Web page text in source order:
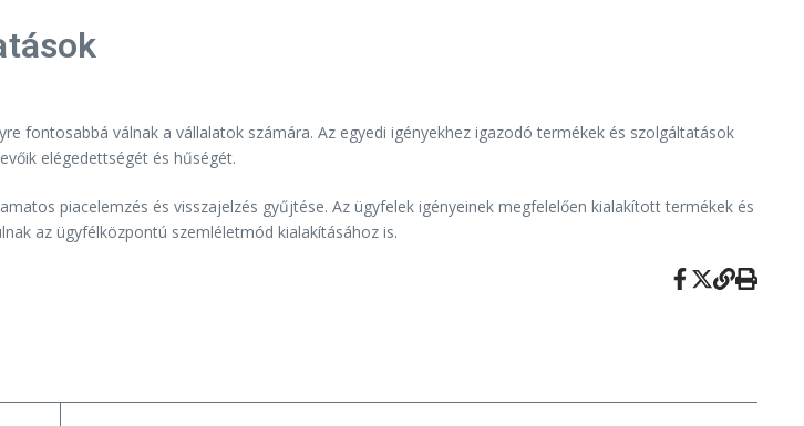
fontosabbá válnak a vállalatok számára. Az egyedi igényekhez igazodó termékek és szolgáltatások
elégedettségét és hűségét.
piacelemzés és visszajelzés gyűjtése. Az ügyfelek igényeinek megfelelően kialakított termékek és
az ügyfélközpontú szemléletmód kialakításához is.